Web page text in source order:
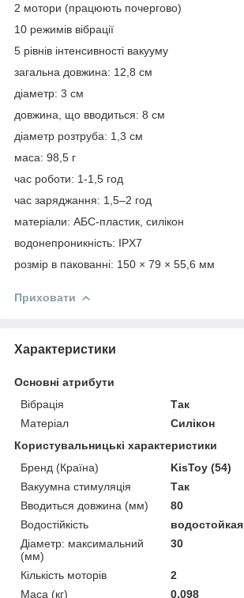
2 мотори (працюють почергово)
10 режимів вібрації
5 рівнів інтенсивності вакууму
загальна довжина: 12,8 см
діаметр: 3 см
довжина, що вводиться: 8 см
діаметр розтруба: 1,3 см
маса: 98,5 г
час роботи: 1-1,5 год
час заряджання: 1,5–2 год
матеріали: АБС-пластик, силікон
водонепроникність: IPX7
розмір в пакованні: 150 × 79 × 55,6 мм
Приховати
Характеристики
Основні атрибути
Вібрація
Так
Матеріал
Силікон
Користувальницькі характеристики
Бренд (Країна)
KisToy (54)
Вакуумна стимуляція
Так
Вводиться довжина (мм)
80
Водостійкість
водостойкая
Діаметр: максимальний
(мм)
30
Кількість моторів
2
Маса (кг)
0,098